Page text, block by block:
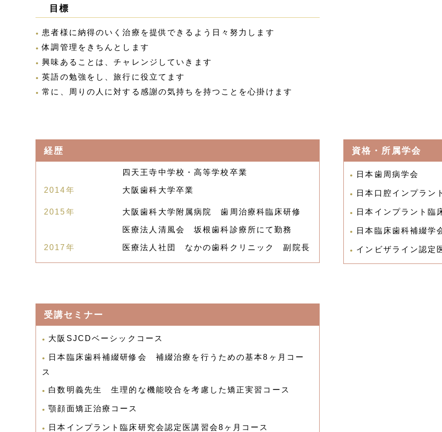
目標
患者様に納得のいく治療を提供できるよう日々努力します
体調管理をきちんとします
興味あることは、チャレンジしていきます
英語の勉強をし、旅行に役立てます
常に、周りの人に対する感謝の気持ちを持つことを心掛けます
経歴
四天王寺中学校・高等学校卒業
2014年 大阪歯科大学卒業
2015年 大阪歯科大学附属病院 歯周治療科臨床研修
医療法人清風会 坂根歯科診療所にて勤務
2017年 医療法人社団 なかの歯科クリニック 副院長
資格・所属学会
日本歯周病学会
日本口腔インプラン
日本インプラント臨
日本臨床歯科補綴学
インビザライン認定
受講セミナー
大阪SJCDベーシックコース
日本臨床歯科補綴研修会 補綴治療を行うための基本8ヶ月コー
ス
白数明義先生 生理的な機能咬合を考慮した矯正実習コース
顎顔面矯正治療コース
日本インプラント臨床研究会認定医講習会8ヶ月コース